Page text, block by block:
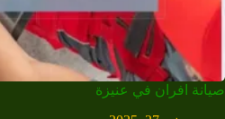
صيانة افران في عنيزة